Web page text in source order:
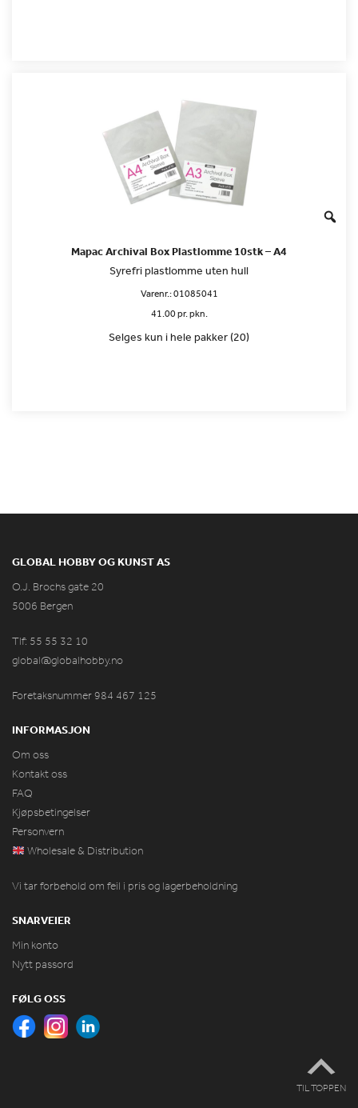
Mapac Archival Box Plastlomme 10stk – A4
Syrefri plastlomme uten hull
Varenr.:01085041
41.00 pr. pkn.
Selges kun i hele pakker (20)
GLOBAL HOBBY OG KUNST AS
O.J. Brochs gate 20
5006 Bergen
Tlf: 55 55 32 10
global@globalhobby.no
Foretaksnummer 984 467 125
INFORMASJON
Om oss
Kontakt oss
FAQ
Kjøpsbetingelser
Personvern
Wholesale & Distribution
Vi tar forbehold om feil i pris og lagerbeholdning
SNARVEIER
Min konto
Nytt passord
FØLG OSS
TIL TOPPEN